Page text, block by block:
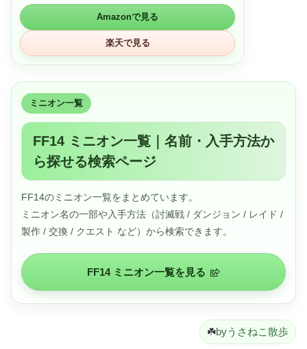
ントローラーなどの周辺機器も一緒にしまうことができま
す。
Amazonで見る
楽天で見る
ミニオン一覧
FF14 ミニオン一覧｜名前・入手方法か
ら探せる検索ページ
FF14のミニオン一覧をまとめています。
ミニオン名の一部や入手方法（討滅戦 / ダンジョン / レイド /
製作 / 交換 / クエスト など）から検索できます。
FF14 ミニオン一覧を見る
☘️byうさねこ散歩